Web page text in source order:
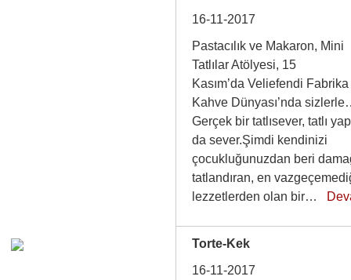
16-11-2017
Pastacılık ve Makaron, Mini
Tatlılar Atölyesi, 15
Kasım’da Veliefendi Fabrika
Kahve Dünyası’nda
Gerçek bir tatlısever, tatlı
da sever.Şimdi kendinizi
çocukluğunuzdan beri
tatlandıran, en
lezzetlerden olan bir…
Torte-Kek
16-11-2017